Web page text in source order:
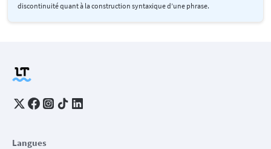
discontinuité quant à la construction syntaxique d’une phrase.
Langues